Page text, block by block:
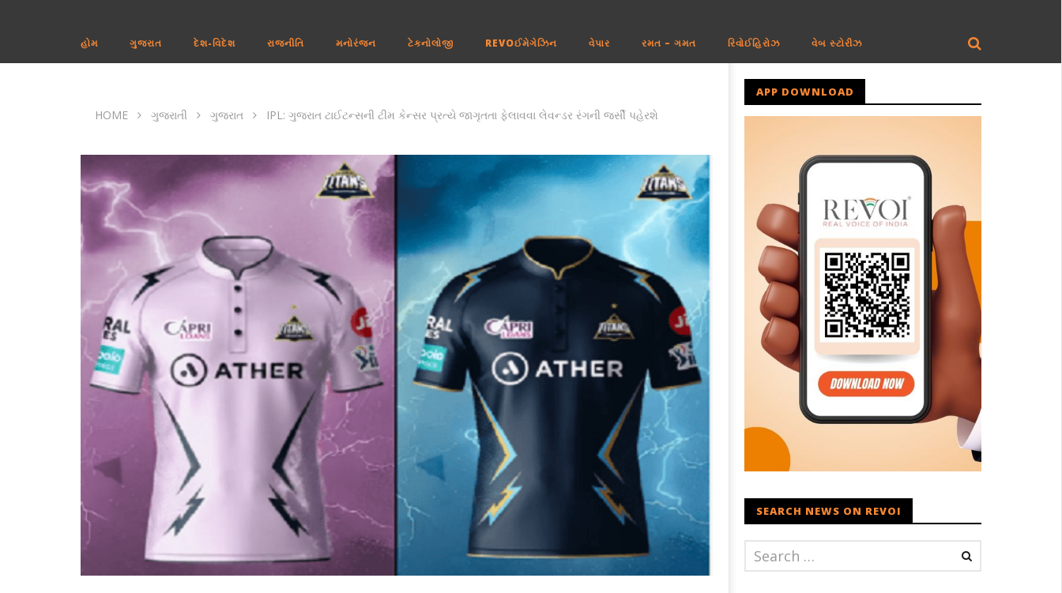
હોમ ગુજરાત દેશ-વિદેશ રાજનીતિ મનોરંજન ટેકનોલોજી REVOઈમેગેઝિન વેપાર રમત – ગમત રિવોઈહિરોઝ વેબ સ્ટોરીઝ
HOME ગુજરાતી ગુજરાત IPL: ગુજરાત ટાઈટન્સની ટીમ કેન્સર પ્રત્યે જાગૃતતા ફેલાવવા લેવન્ડર રંગની જર્સી પહેરશે
APP DOWNLOAD
SEARCH NEWS ON REVOI